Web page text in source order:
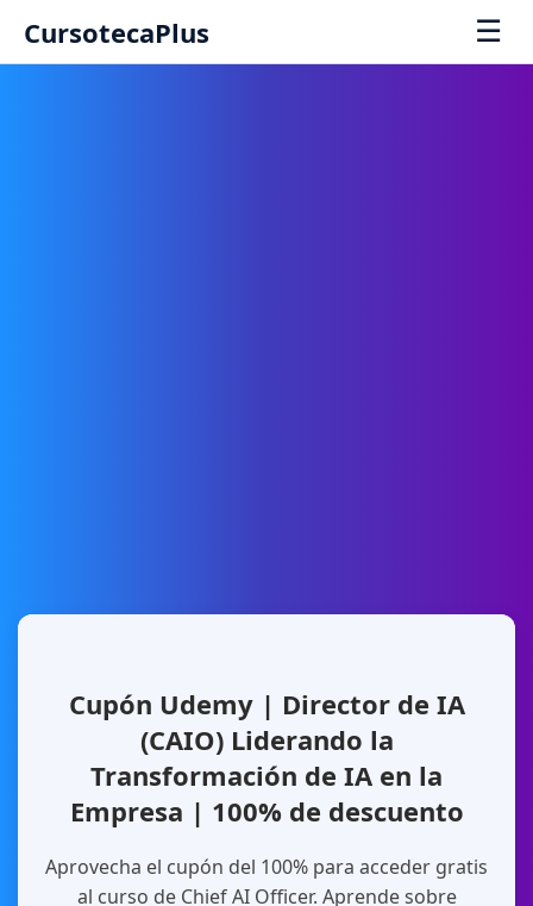
CursotecaPlus ☰
Cupón Udemy | Director de IA
(CAIO) Liderando la
Transformación de IA en la
Empresa | 100% de descuento
Aprovecha el cupón del 100% para acceder gratis
al curso de Chief AI Officer. Aprende sobre